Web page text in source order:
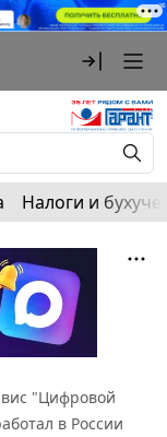
Налоги и
"Цифровой
в России